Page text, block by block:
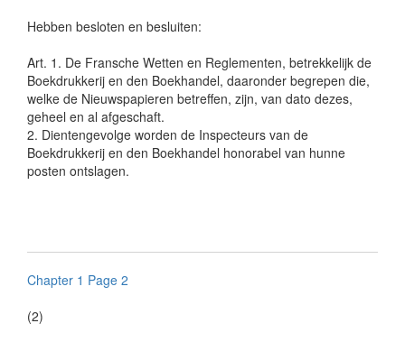
Hebben besloten en besluiten:
Art. 1. De Fransche Wetten en Reglementen, betrekkelijk de
Boekdrukkerij en den Boekhandel, daaronder begrepen die,
welke de Nieuwspapieren betreffen, zijn, van dato dezes,
geheel en al afgeschaft.
2. Dientengevolge worden de Inspecteurs van de
Boekdrukkerij en den Boekhandel honorabel van hunne
posten ontslagen.
Chapter 1 Page 2
(2)